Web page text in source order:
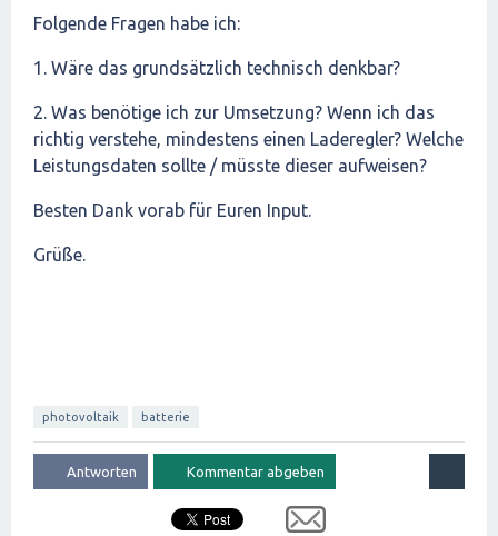
Folgende Fragen habe ich:
1. Wäre das grundsätzlich technisch denkbar?
2. Was benötige ich zur Umsetzung? Wenn ich das
richtig verstehe, mindestens einen Laderegler? Welche
Leistungsdaten sollte / müsste dieser aufweisen?
Besten Dank vorab für Euren Input.
Grüße.
photovoltaik batterie